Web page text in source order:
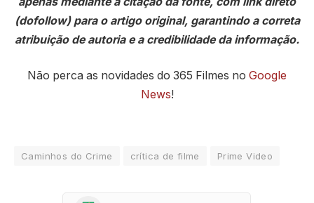
(dofollow) para o artigo original, garantindo a correta
atribuição de autoria e a credibilidade da informação.
Não perca as novidades do 365 Filmes no Google
News!
Caminhos do Crime crítica de filme Prime Video